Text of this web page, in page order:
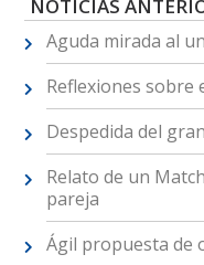
NOTICIAS
Aguda mirada al
Reflexiones sobre
Despedida del
Relato de un
pareja
Ágil propuesta de